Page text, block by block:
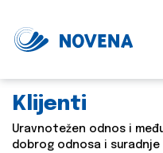
Klijenti
Uravnotežen odnos i
dobrog odnosa i